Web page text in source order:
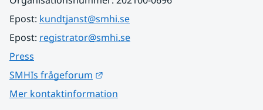
Epost: kundtjanst@smhi.se
Epost: registrator@smhi.se
Press
SMHIs frågeforum
Mer kontaktinformation